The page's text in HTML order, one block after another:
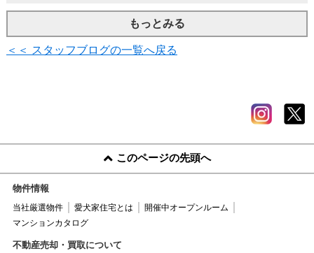
もっとみる
＜＜ スタッフブログの一覧へ戻る
このページの先頭へ
物件情報
当社厳選物件 愛犬家住宅とは
開催中オープンルーム
マンションカタログ
不動産売却・買取について